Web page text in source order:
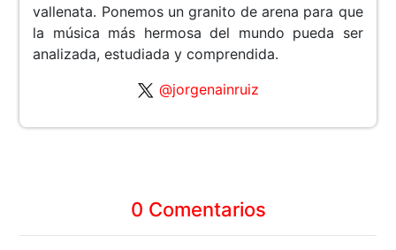
vallenata. Ponemos un granito de arena para que
la música más hermosa del mundo pueda ser
analizada, estudiada y comprendida.
@jorgenainruiz
0 Comentarios